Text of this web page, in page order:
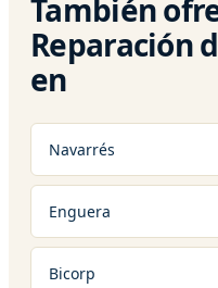
También
Reparación
en
Navarrés
Enguera
Bicorp